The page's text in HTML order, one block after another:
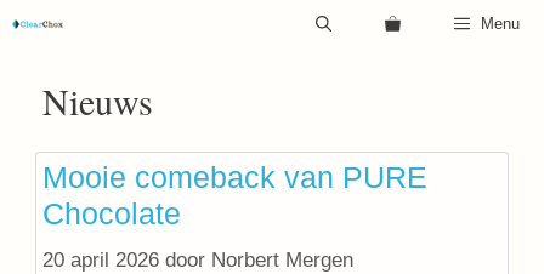
Ga
inhoud
Menu
Nieuws
Mooie comeback van PURE
Chocolate
20 april 2026 door Norbert Mergen